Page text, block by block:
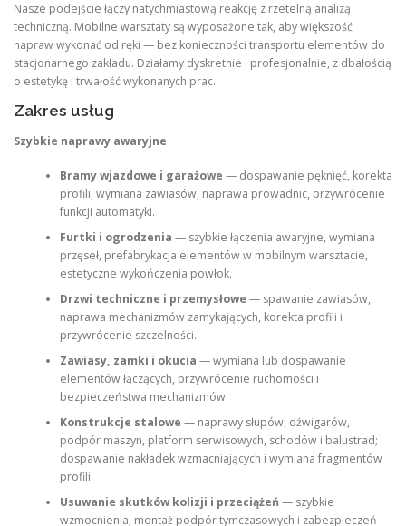
Nasze podejście łączy natychmiastową reakcję z rzetelną analizą
techniczną. Mobilne warsztaty są wyposażone tak, aby większość
napraw wykonać od ręki — bez konieczności transportu elementów do
stacjonarnego zakładu. Działamy dyskretnie i profesjonalnie, z dbałością
o estetykę i trwałość wykonanych prac.
Zakres usług
Szybkie naprawy awaryjne
Bramy wjazdowe i garażowe — dospawanie pęknięć, korekta
profili, wymiana zawiasów, naprawa prowadnic, przywrócenie
funkcji automatyki.
Furtki i ogrodzenia — szybkie łączenia awaryjne, wymiana
przęseł, prefabrykacja elementów w mobilnym warsztacie,
estetyczne wykończenia powłok.
Drzwi techniczne i przemysłowe — spawanie zawiasów,
naprawa mechanizmów zamykających, korekta profili i
przywrócenie szczelności.
Zawiasy, zamki i okucia — wymiana lub dospawanie
elementów łączących, przywrócenie ruchomości i
bezpieczeństwa mechanizmów.
Konstrukcje stalowe — naprawy słupów, dźwigarów,
podpór maszyn, platform serwisowych, schodów i balustrad;
dospawanie nakładek wzmacniających i wymiana fragmentów
profili.
Usuwanie skutków kolizji i przeciążeń — szybkie
wzmocnienia, montaż podpór tymczasowych i zabezpieczeń